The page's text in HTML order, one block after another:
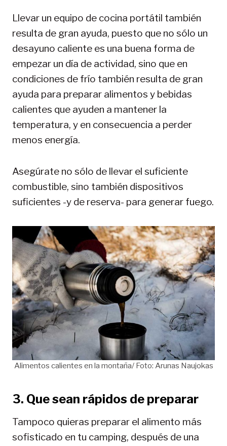
Llevar un equipo de cocina portátil también
resulta de gran ayuda, puesto que no sólo un
desayuno caliente es una buena forma de
empezar un día de actividad, sino que en
condiciones de frío también resulta de gran
ayuda para preparar alimentos y bebidas
calientes que ayuden a mantener la
temperatura, y en consecuencia a perder
menos energía.
Asegúrate no sólo de llevar el suficiente
combustible, sino también dispositivos
suficientes -y de reserva- para generar fuego.
Alimentos calientes en la montaña/ Foto: Arunas Naujokas
3. Que sean rápidos de preparar
Tampoco quieras preparar el alimento más
sofisticado en tu camping, después de una